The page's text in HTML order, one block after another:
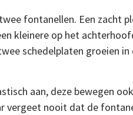
fontanellen. Een zacht
kleinere op het
schedelplaten groeien
aan, deze bewegen
vergeet nooit dat de